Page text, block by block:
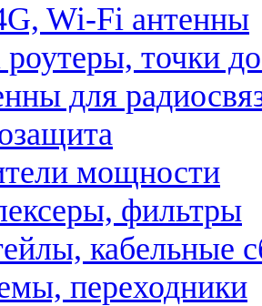
Wi-Fi антенны
точки
для
мощности
фильтры
кабельные
переходники